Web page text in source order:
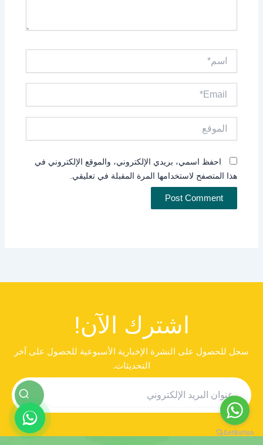
Email*
احفظ اسمي، بريدي الإلكتروني، والموقع الإلكتروني في
هذا المتصفح لاستخدامها المرة المقبلة في تعليقي.
اشترك الآن!
سجل للحصول على النشرة الإخبارية الأسبوعية للحصول على آخر
التحديثات.